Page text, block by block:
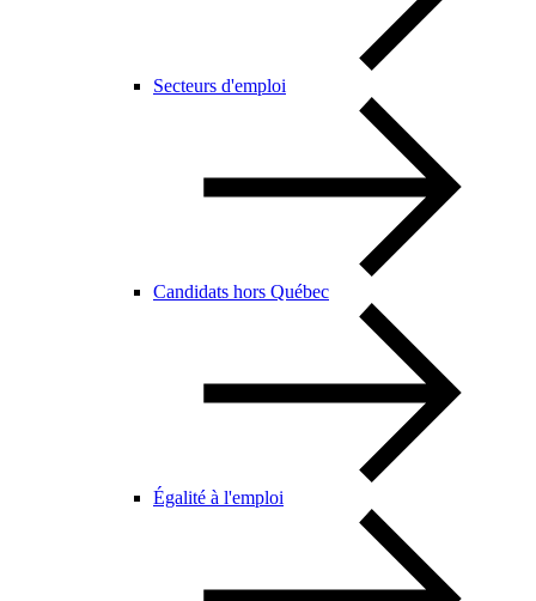
Secteurs d'emploi
Candidats hors Québec
Égalité à l'emploi